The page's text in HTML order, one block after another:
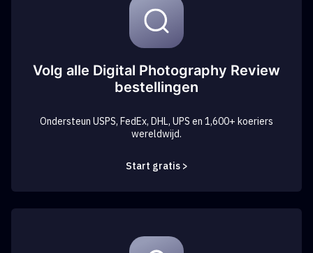
Volg alle Digital Photography Review
bestellingen
Ondersteun USPS, FedEx, DHL, UPS en 1,600+ koeriers
wereldwijd.
Start gratis >